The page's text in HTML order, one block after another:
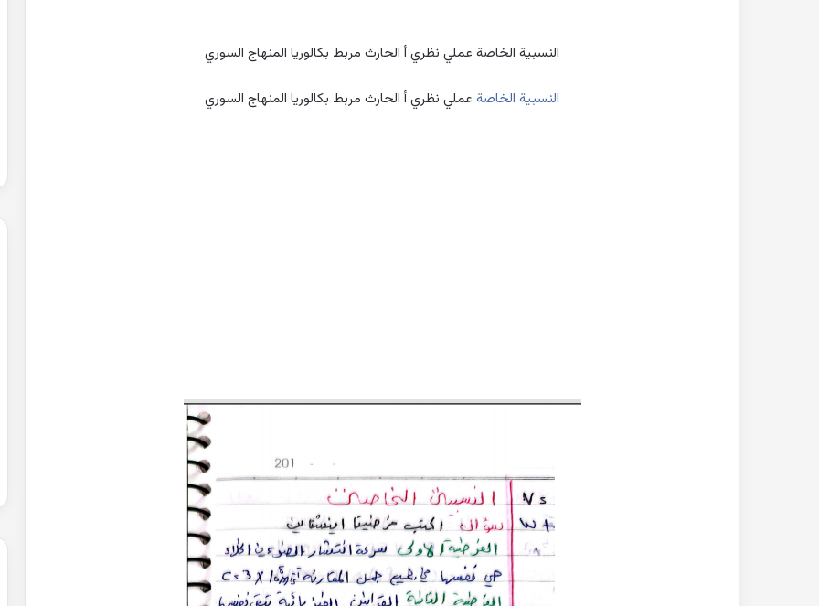
النسبية الخاصة عملي نظري أ الحارث مربط بكالوريا المنهاج السوري
النسبية الخاصة عملي نظري أ الحارث مربط بكالوريا المنهاج السوري